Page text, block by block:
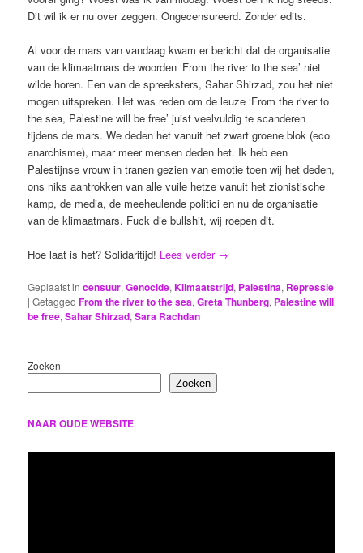
Dit wil ik er nu over zeggen. Ongecensureerd. Zonder edits.
Al voor de mars van vandaag kwam er bericht dat de organisatie
van de klimaatmars de woorden ‘From the river to the sea’ niet
wilde horen. Een van de spreeksters, Sahar Shirzad, zou het niet
mogen uitspreken. Het was reden om de leuze ‘From the river to
the sea, Palestine will be free’ juist veelvuldig te scanderen
tijdens de mars. We deden het vanuit het zwart groene blok (eco
anarchisme), maar meer mensen deden het. Ik heb een
Palestijnse vrouw in tranen gezien van emotie toen wij het deden,
ons niks aantrokken van alle vuile hetze vanuit het zionistische
kamp, de media, de meeheulende politici en nu de organisatie
van de klimaatmars. Fuck die bullshit, wij roepen dit.
Hoe laat is het? Solidaritijd! Lees verder →
Geplaatst in censuur,Genocide,Klimaatstrijd, Palestina, Repressie
|Getagged From the river to the sea,Greta Thunberg, Palestine will
be free,Sahar Shirzad,Sara Rachdan
Zoeken
Zoeken
NAAR OUDE WEBSITE